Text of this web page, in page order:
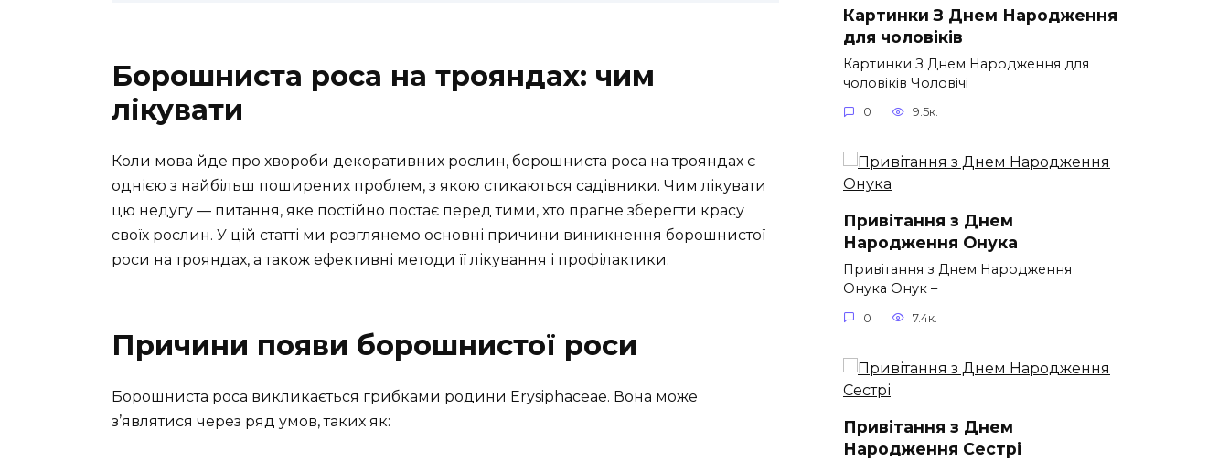
Борошниста роса на трояндах: чим
лікувати
Коли мова йде про хвороби декоративних рослин, борошниста роса на трояндах є
однією з найбільш поширених проблем, з якою стикаються садівники. Чим лікувати
цю недугу — питання, яке постійно постає перед тими, хто прагне зберегти красу
своїх рослин. У цій статті ми розглянемо основні причини виникнення борошнистої
роси на трояндах, а також ефективні методи її лікування і профілактики.
Причини появи борошнистої роси
Борошниста роса викликається грибками родини Erysiphaceae. Вона може
з’являтися через ряд умов, таких як:
Картинки З Днем Народження
для чоловіків​
Картинки З Днем Народження для
чоловіків​ Чоловічі
0 9.5к.
Привітання з Днем
Народження Онука
Привітання з Днем Народження
Онука Онук –
0 7.4к.
Привітання з Днем
Народження Сестрі